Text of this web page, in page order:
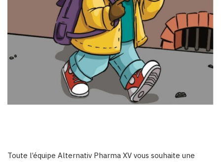
Toute l’équipe Alternativ Pharma XV vous souhaite une